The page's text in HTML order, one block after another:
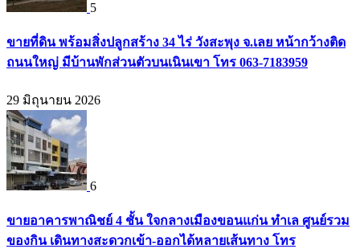
5
ขายที่ดิน พร้อมสิ่งปลูกสร้าง 34 ไร่ วังสะพุง จ.เลย หน้ากว้างติด
ถนนใหญ่ มีบ้านพักส่วนตัวบนเนินเขา โทร 063-7183959
29 มิถุนายน 2026
6
ขายอาคารพาณิชย์ 4 ชั้น ใจกลางเมืองขอนแก่น ทำเล ศูนย์รวม
ของกิน เดินทางสะดวกเข้า-ออกได้หลายเส้นทาง โทร